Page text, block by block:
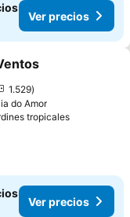
Ver precios
1.529
do Amor
tropicalesVer
Ver precios